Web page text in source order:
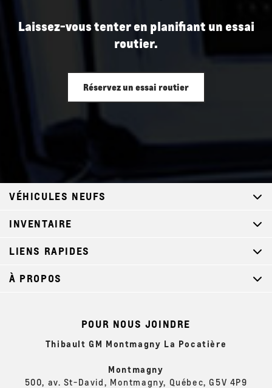
Laissez-vous tenter en planifiant un essai
routier.
Réservez un essai routier
POUR NOUS JOINDRE
Thibault GM Montmagny La Pocatière
Montmagny
500, av. St-David, Montmagny, Québec, G5V 4P9
VÉHICULES NEUFS
INVENTAIRE
LIENS RAPIDES
À PROPOS